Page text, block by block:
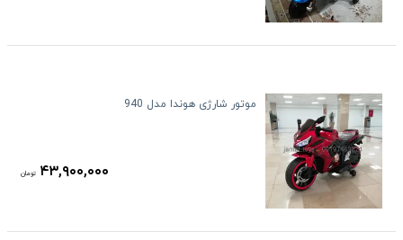
موتور شارژی هوندا مدل 940
۴۳,۹۰۰,۰۰۰ تومان